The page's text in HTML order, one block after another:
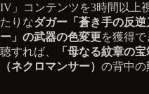
IV」コンテンツを3時間以上
たりなダガー「蒼き手の反逆
ー」の武器の色変更を獲得
聴すれば、
「母なる紋章の
（ネクロマンサー） の背中の